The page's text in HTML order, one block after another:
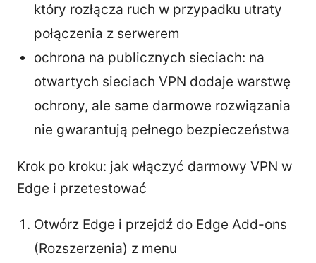
który rozłącza ruch w przypadku utraty
połączenia z serwerem
ochrona na publicznych sieciach: na
otwartych sieciach VPN dodaje warstwę
ochrony, ale same darmowe rozwiązania
nie gwarantują pełnego bezpieczeństwa
Krok po kroku: jak włączyć darmowy VPN w
Edge i przetestować
Otwórz Edge i przejdź do Edge Add-ons
(Rozszerzenia) z menu